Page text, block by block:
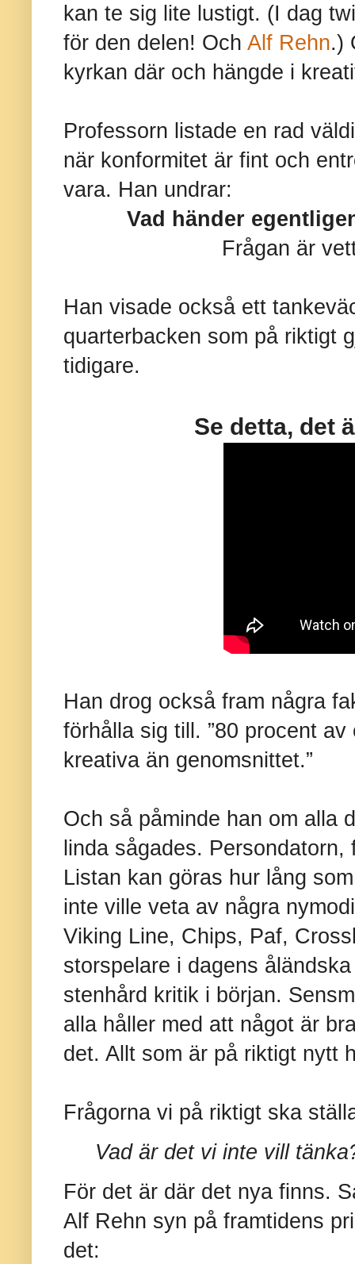
kan te sig lite lustigt. (I dag
för den delen! Och Alf Rehn.)
kyrkan där och hängde i
Professorn listade en rad
när konformitet är fint och
vara. Han undrar:
Vad händer
Frågan är
Han visade också ett
quarterbacken som på riktigt
tidigare.
Se detta, det
Han drog också fram några
förhålla sig till. ”80 procent
kreativa än genomsnittet.”
Och så påminde han om alla
linda sågades.
Listan kan göras hur lång
inte ville veta av några
Viking Line, Chips, Paf,
storspelare i dagens
stenhård kritik i början.
alla håller med att något är
det. Allt som är på riktigt nytt
Frågorna vi på riktigt ska
Vad är det vi inte vill
För det är där det nya finns.
Alf Rehn syn på framtidens
det: